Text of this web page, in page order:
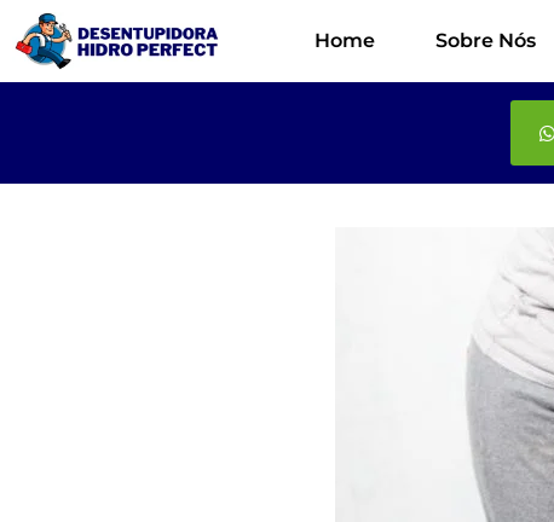
Home Sobre Nós